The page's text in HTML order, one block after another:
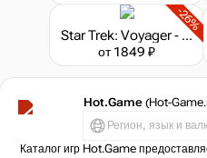
-26%
Star Trek: Voyager - Across the Unknown - Deluxe Edition
от 1849 ₽
Hot.Game (Hot-
Регион, язык и
Каталог игр Hot.Game